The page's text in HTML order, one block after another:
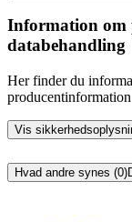
Information om
databehandling
Her finder du
producentinformation
Vis
Hvad andre synes (0)